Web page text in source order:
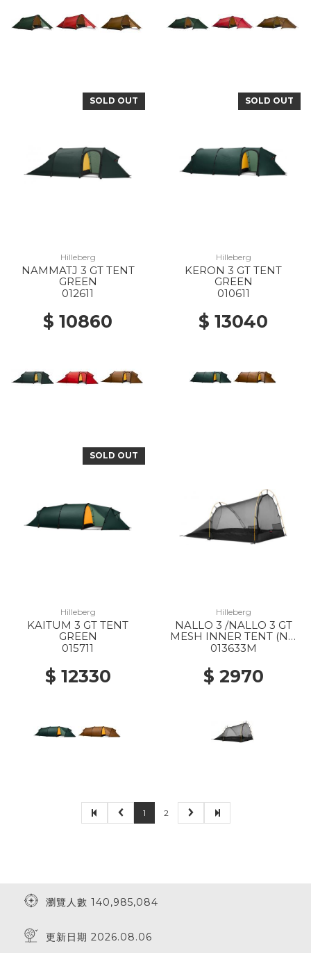
SOLD OUT
Hilleberg
NAMMATJ 3 GT TENT
GREEN
012611
$ 10860
SOLD OUT
Hilleberg
KERON 3 GT TENT
GREEN
010611
$ 13040
SOLD OUT
Hilleberg
KAITUM 3 GT TENT
GREEN
015711
$ 12330
Hilleberg
NALLO 3 /NALLO 3 GT
MESH INNER TENT (NO
POLES) --
013633M
$ 2970
1 2
瀏覽人數 140,985,084
更新日期 2026.08.06